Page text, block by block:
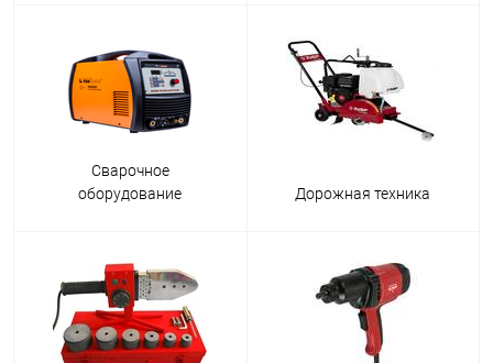
Сварочное
оборудование
Дорожная техника